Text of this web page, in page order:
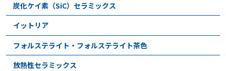
炭化ケイ素（SiC）セラミックス
イットリア
フォルステライト・フォルステライト茶色
放熱性セラミックス